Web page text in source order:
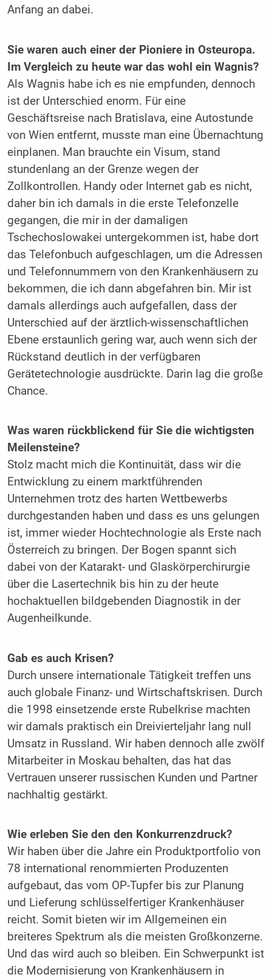
Anfang an dabei.
Sie waren auch einer der Pioniere in Osteuropa.
Im Vergleich zu heute war das wohl ein Wagnis?
Als Wagnis habe ich es nie empfunden, dennoch
ist der Unterschied enorm. Für eine
Geschäftsreise nach Bratislava, eine Autostunde
von Wien entfernt, musste man eine Übernachtung
einplanen. Man brauchte ein Visum, stand
stundenlang an der Grenze wegen der
Zollkontrollen. Handy oder Internet gab es nicht,
daher bin ich damals in die erste Telefonzelle
gegangen, die mir in der damaligen
Tschechoslowakei untergekommen ist, habe dort
das Telefonbuch aufgeschlagen, um die Adressen
und Telefonnummern von den Krankenhäusern zu
bekommen, die ich dann abgefahren bin. Mir ist
damals allerdings auch aufgefallen, dass der
Unterschied auf der ärztlich-wissenschaftlichen
Ebene erstaunlich gering war, auch wenn sich der
Rückstand deutlich in der verfügbaren
Gerätetechnologie ausdrückte. Darin lag die große
Chance.
Was waren rückblickend für Sie die wichtigsten
Meilensteine?
Stolz macht mich die Kontinuität, dass wir die
Entwicklung zu einem marktführenden
Unternehmen trotz des harten Wettbewerbs
durchgestanden haben und dass es uns gelungen
ist, immer wieder Hochtechnologie als Erste nach
Österreich zu bringen. Der Bogen spannt sich
dabei von der Katarakt- und Glaskörperchirurgie
über die Lasertechnik bis hin zu der heute
hochaktuellen bildgebenden Diagnostik in der
Augenheilkunde.
Gab es auch Krisen?
Durch unsere internationale Tätigkeit treffen uns
auch globale Finanz- und Wirtschaftskrisen. Durch
die 1998 einsetzende erste Rubelkrise machten
wir damals praktisch ein Dreivierteljahr lang null
Umsatz in Russland. Wir haben dennoch alle zwölf
Mitarbeiter in Moskau behalten, das hat das
Vertrauen unserer russischen Kunden und Partner
nachhaltig gestärkt.
Wie erleben Sie den den Konkurrenzdruck?
Wir haben über die Jahre ein Produktportfolio von
78 international renommierten Produzenten
aufgebaut, das vom OP-Tupfer bis zur Planung
und Lieferung schlüsselfertiger Krankenhäuser
reicht. Somit bieten wir im Allgemeinen ein
breiteres Spektrum als die meisten Großkonzerne.
Und das wird auch so bleiben. Ein Schwerpunkt ist
die Modernisierung von Krankenhäusern in